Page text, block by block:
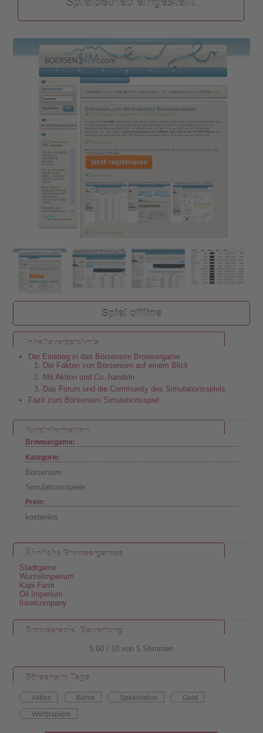
Spiel offline
Inhaltsverzeichnis
Der Einstieg in das Börsensim Browsergame
Die Fakten von Börsensim auf einem Blick
Mit Aktion und Co. handeln
Das Forum und die Community des Simulationsspiels
Fazit zum Börsensim Simulationsspiel
Kurzinformation
Browsergame:
Kategorie:
Börsensim
Simulationsspiele
Preis:
kostenlos
Ähnliche Browsergames
Stadtgame
Wurzelimperium
Kapi Farm
Oil Imperium
Inselcompany
Browserspiel Bewertung
5.60 / 10 von 5 Stimmen
Börsensim Tags
Aktien Börse Spekulation
Geld
Wertpapiere